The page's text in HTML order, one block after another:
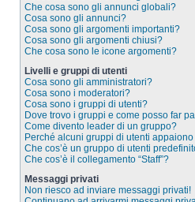
Che cosa sono gli annunci globali?
Cosa sono gli annunci?
Cosa sono gli argomenti importanti?
Cosa sono gli argomenti chiusi?
Che cosa sono le icone argomenti?
Livelli e gruppi di utenti
Cosa sono gli amministratori?
Cosa sono i moderatori?
Cosa sono i gruppi di utenti?
Dove trovo i gruppi e come posso far
Come divento leader di un gruppo?
Perché alcuni gruppi di utenti
Che cos’è un gruppo di utenti
Che cos’è il collegamento “Staff”?
Messaggi privati
Non riesco ad inviare messaggi privati!